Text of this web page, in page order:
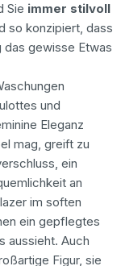
Sie immer stilvoll
so konzipiert, dass
das gewisse Etwas
und
Eleganz
mag, greift zu
ein
an
im soften
ein gepflegtes
aussieht. Auch
Figur, sie